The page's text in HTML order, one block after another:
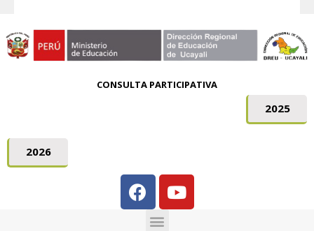
CONSULTA PARTICIPATIVA
2025
2026